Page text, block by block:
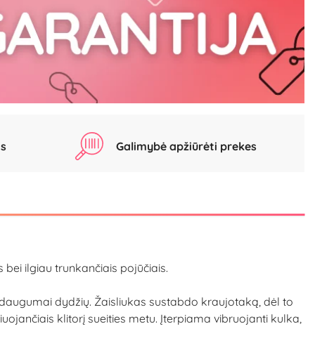
Galimybė apžiūrėti prekes
ilgiau trunkančiais pojūčiais.
dydžių. Žaisliukas sustabdo kraujotaką, dėl to
klitorį sueities metu. Įterpiama vibruojanti kulka,